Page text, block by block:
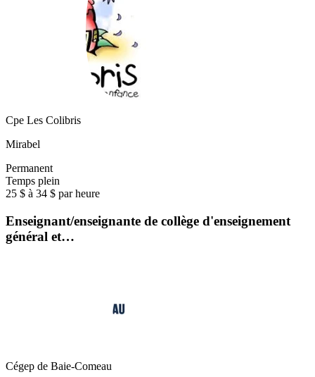
Cpe Les Colibris
Mirabel
Permanent
Temps plein
25 $ à 34 $ par heure
Enseignant/enseignante de collège d'enseignement
général et…
Cégep de Baie-Comeau